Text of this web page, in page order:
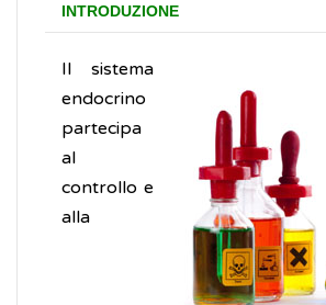
INTRODUZIONE
Il sistema
endocrino
partecipa
al
controllo e
alla